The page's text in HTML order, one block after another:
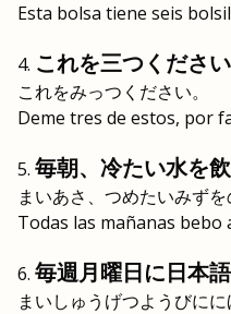
Esta bolsa tiene seis
これを三つください
これをみっつください。
Deme tres de estos, por
毎朝、冷たい水を飲
まいあさ、つめたいみずを
Todas las mañanas bebo
毎週月曜日に日本
まいしゅうげつようびに